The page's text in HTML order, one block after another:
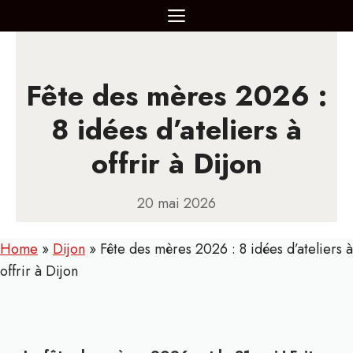
au
MENU
Fête des mères 2026 :
8 idées d’ateliers à
offrir à Dijon
20 mai 2026
Home » Dijon » Fête des mères 2026 : 8 idées d’ateliers à
offrir à Dijon